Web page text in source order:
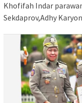
Khofifah Indar
Sekdaprov,Adhy